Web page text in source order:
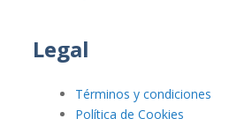
Legal
Términos y condiciones
Política de Cookies